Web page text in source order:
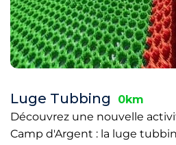
Luge Tubbing
0km
Découvrez une nouvelle
Camp d'Argent : la luge